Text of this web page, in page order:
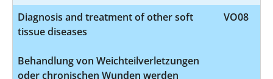
Diagnosis and treatment of other soft
tissue diseases
Behandlung von Weichteilverletzungen
oder chronischen Wunden werden
VO08